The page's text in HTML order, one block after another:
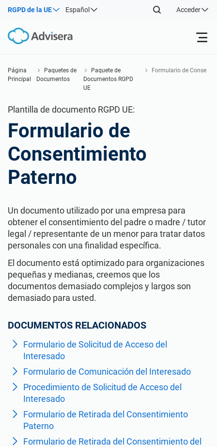
RGPD de la UE Español Acceder
NIS2
DORA
RGPD UE
ISO 9001
ISO 14001
ISO 13485
MDR UE
ISO 20000
ISO 22301
Por tipo
Por dónde empezar
Otros
Sectores
Consultores
Infraestructura crítica
Fabricación
Transporte y distribución
Telecomunicaciones
Banca y finanzas
Gobernanza
Organizaciones sanitarias
Acerca de nosotros
Ver Demo
Página
Principal
Paquetes de
Documentos
Paquete de
Documentos RGPD
UE
Formulario de Conse
Plantilla de documento RGPD UE:
Formulario de
Consentimiento
Paterno
Un documento utilizado por una empresa para
obtener el consentimiento del padre o madre / tutor
legal / representante de un menor para tratar datos
personales con una finalidad específica.
El documento está optimizado para organizaciones
pequeñas y medianas, creemos que los
documentos demasiado complejos y largos son
demasiado para usted.
DOCUMENTOS RELACIONADOS
Formulario de Solicitud de Acceso del
Interesado
Formulario de Comunicación del Interesado
Procedimiento de Solicitud de Acceso del
Interesado
Formulario de Retirada del Consentimiento
Paterno
Formulario de Retirada del Consentimiento del